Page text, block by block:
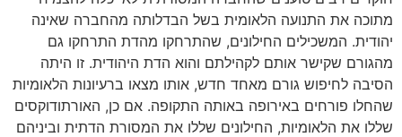
מתוכה את התנועה הלאומית בשל הבדלותה מהחברה שאינה
יהודית. המשכילים החילונים, שהתרחקו מהדת התרחקו גם
מהגורם שקישר אותם לקהילתם והוא הדת היהודית. זו היתה
הסיבה לחיפוש גורם מאחד חדש, אותו מצאו ברעיונות הלאומיות
שהחלו פורחים באירופה באותה התקופה. אם כן, האורתודוקסים
שללו את הלאומיות, החילונים שללו את המסורת הדתית וביניהם